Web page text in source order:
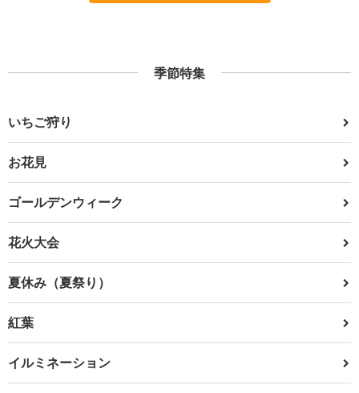
季節特集
いちご狩り
お花見
ゴールデンウィーク
花火大会
夏休み（夏祭り）
紅葉
イルミネーション